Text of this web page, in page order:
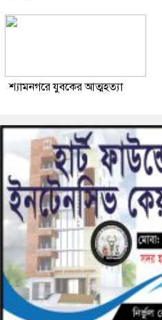
শ্যামনগরে যুবকের আত্মহত্যা